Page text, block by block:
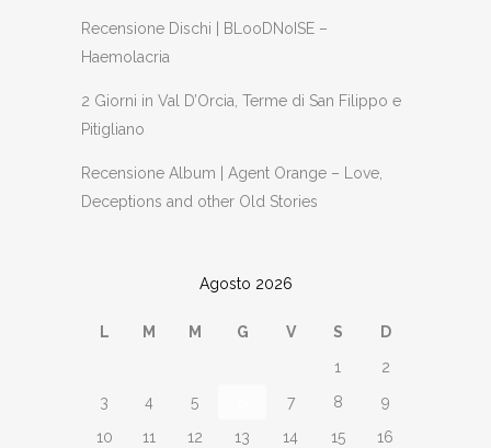
Recensione Dischi | BLooDNoISE –
Haemolacria
2 Giorni in Val D’Orcia, Terme di San Filippo e
Pitigliano
Recensione Album | Agent Orange – Love,
Deceptions and other Old Stories
Agosto 2026
L M M G V S
D
1
2
3
4 5 7 8
9
10
11 12 13 14 15
16